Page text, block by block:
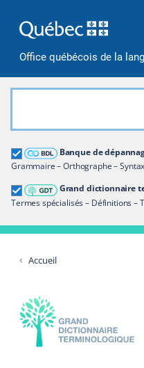
Office québécois de la
Banque de
Grammaire – Orthographe –
Grand dictionnaire
Termes spécialisés – Définitions –
Grand dictionnaire
Restreindre aux termes
Accueil